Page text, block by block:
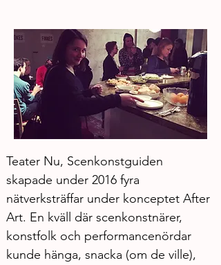
Teater Nu, Scenkonstguiden
skapade under 2016 fyra
nätverksträffar under konceptet After
Art. En kväll där scenkonstnärer,
konstfolk och performancenördar
kunde hänga, snacka (om de ville),